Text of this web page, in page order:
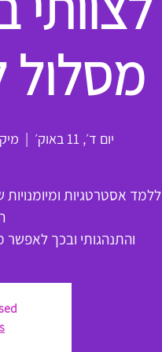
מסלול
יום ד׳, 11 באוק׳
  |
ללמד אסטרטגיות
והתנהגותי ובכך לאפשר